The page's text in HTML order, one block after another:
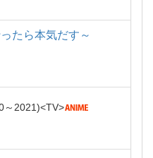
たら本気だす～
～2021 TV